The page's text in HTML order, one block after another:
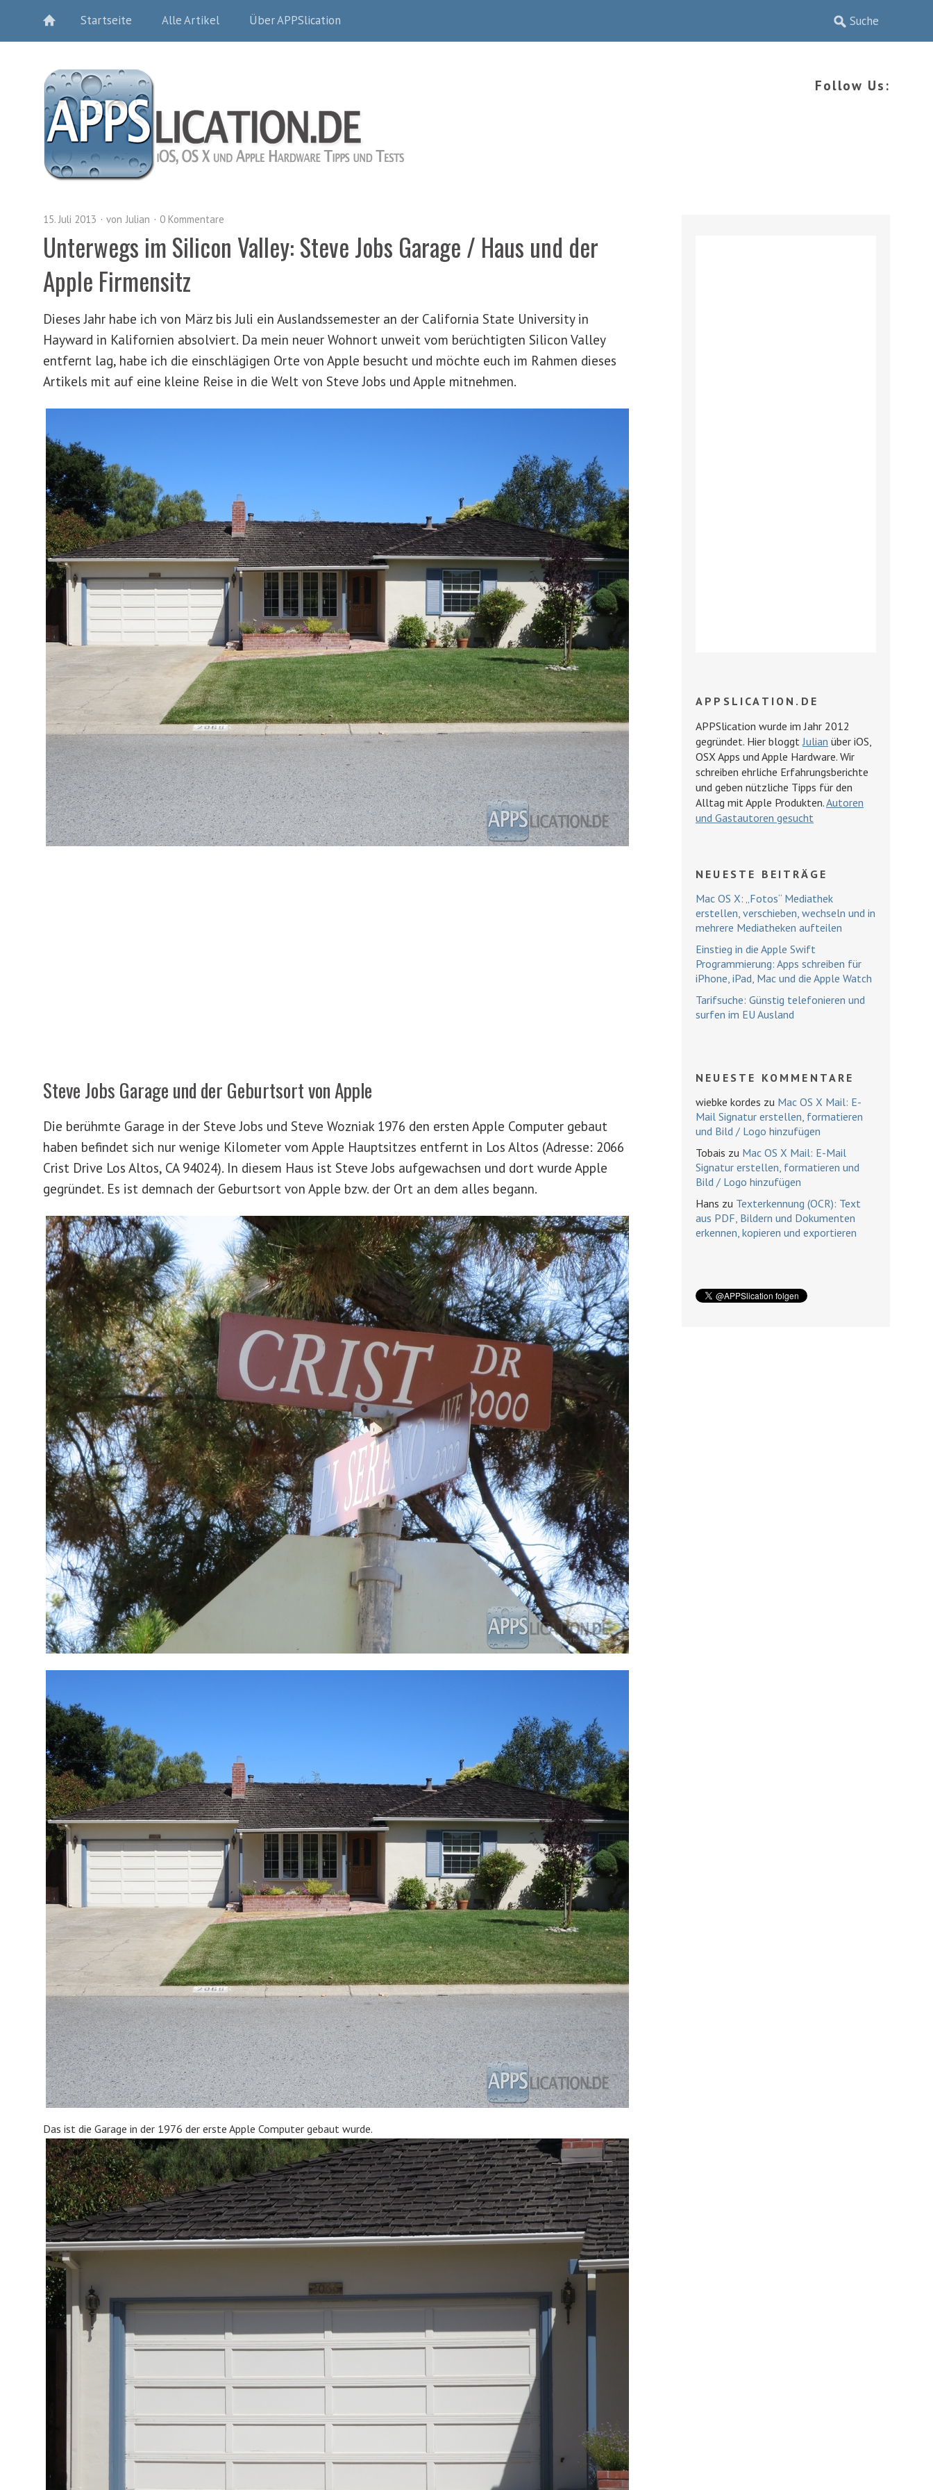
Startseite Alle Artikel Über APPSlication
Follow Us:
15. Juli 2013 von Julian 0 Kommentare
Unterwegs im Silicon Valley: Steve Jobs Garage / Haus und der
Apple Firmensitz
Dieses Jahr habe ich von März bis Juli ein Auslandssemester an der California State University in
Hayward in Kalifornien absolviert. Da mein neuer Wohnort unweit vom berüchtigten Silicon Valley
entfernt lag, habe ich die einschlägigen Orte von Apple besucht und möchte euch im Rahmen dieses
Artikels mit auf eine kleine Reise in die Welt von Steve Jobs und Apple mitnehmen.
Steve Jobs Garage und der Geburtsort von Apple
Die berühmte Garage in der Steve Jobs und Steve Wozniak 1976 den ersten Apple Computer gebaut
haben befindet sich nur wenige Kilometer vom Apple Hauptsitzes entfernt in Los Altos (Adresse: 2066
Crist Drive Los Altos, CA 94024). In diesem Haus ist Steve Jobs aufgewachsen und dort wurde Apple
gegründet. Es ist demnach der Geburtsort von Apple bzw. der Ort an dem alles begann.
Das ist die Garage in der 1976 der erste Apple Computer gebaut wurde.
APPSLICATION.DE
APPSlication wurde im Jahr 2012
gegründet. Hier bloggtJulian über iOS,
OSX Apps und Apple Hardware. Wir
schreiben ehrliche Erfahrungsberichte
und geben nützliche Tipps für den
Alltag mit Apple Produkten.Autoren
und Gastautoren gesucht
NEUESTE BEITRÄGE
Mac OS X: „Fotos“ Mediathek
erstellen, verschieben, wechseln und in
mehrere Mediatheken aufteilen
Einstieg in die Apple Swift
Programmierung: Apps schreiben für
iPhone, iPad, Mac und die Apple Watch
Tarifsuche: Günstig telefonieren und
surfen im EU Ausland
NEUESTE KOMMENTARE
wiebke kordes zu Mac OS X Mail: E-
Mail Signatur erstellen, formatieren
und Bild / Logo hinzufügen
Tobais zu Mac OS X Mail: E-Mail
Signatur erstellen, formatieren und
Bild / Logo hinzufügen
Hans zu Texterkennung (OCR): Text
aus PDF, Bildern und Dokumenten
erkennen, kopieren und exportieren